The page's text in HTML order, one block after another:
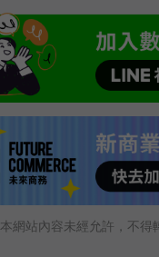
本網站內容未經允許，不得